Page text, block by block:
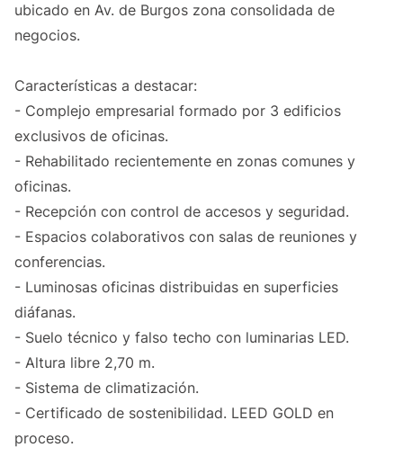
ubicado en Av. de Burgos zona consolidada de
negocios.
Características a destacar:
- Complejo empresarial formado por 3 edificios
exclusivos de oficinas.
- Rehabilitado recientemente en zonas comunes y
oficinas.
- Recepción con control de accesos y seguridad.
- Espacios colaborativos con salas de reuniones y
conferencias.
- Luminosas oficinas distribuidas en superficies
diáfanas.
- Suelo técnico y falso techo con luminarias LED.
- Altura libre 2,70 m.
- Sistema de climatización.
- Certificado de sostenibilidad. LEED GOLD en
proceso.